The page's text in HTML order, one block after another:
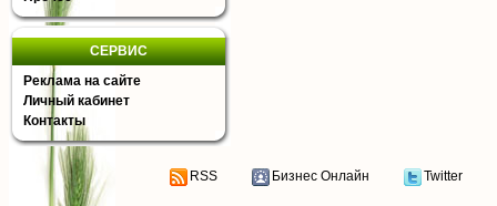
СЕРВИС
Реклама на сайте
Личный кабинет
Контакты
RSS Бизнес Онлайн Twitter